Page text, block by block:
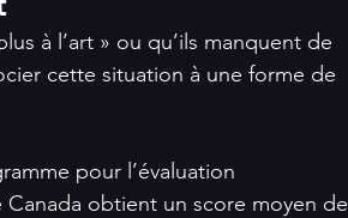
à l’art » ou qu’ils manquent de
cette situation à une forme de
pour l’évaluation
obtient un score moyen de